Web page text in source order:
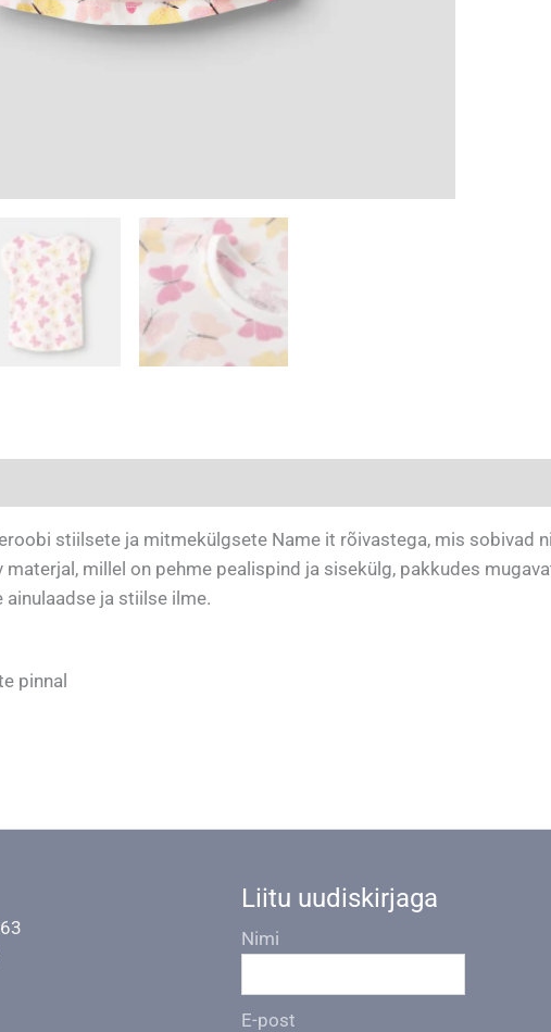
stiilsete ja mitmekülgsete Name it rõivastega, mis sobivad
materjal, millel on pehme pealispind ja sisekülg, pakkudes
ja stiilse ilme.
pinnal
Liitu uudiskirjaga
Nimi
E-post